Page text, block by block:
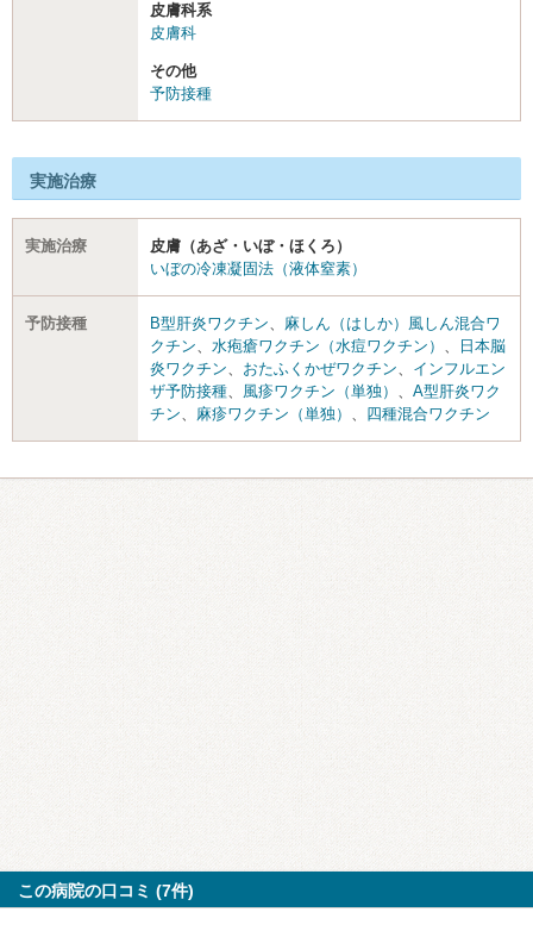
皮膚科系
皮膚科
その他
予防接種
実施治療
実施治療
皮膚（あざ・いぼ・ほくろ）
いぼの冷凍凝固法（液体窒素）
予防接種 B型肝炎ワクチン
麻しん（はしか）風しん混合ワ
クチン
水疱瘡ワクチン（水痘ワクチン）
日本脳
炎ワクチン
おたふくかぜワクチン
インフルエン
ザ予防接種
風疹ワクチン（単独）
A型肝炎ワク
チン
麻疹ワクチン（単独） 四種混合ワクチン
この病院の口コミ (7件)